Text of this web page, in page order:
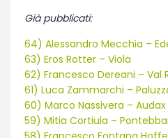
Già pubblicati:
64) Alessandro Mecchia –
63) Eros Rotter – Viola
62) Francesco Dereani – Val
61) Luca Zammarchi –
60) Marco Nassivera – Audax
59) Mitia Cortiula –